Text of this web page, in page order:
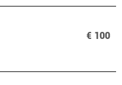
€ 100